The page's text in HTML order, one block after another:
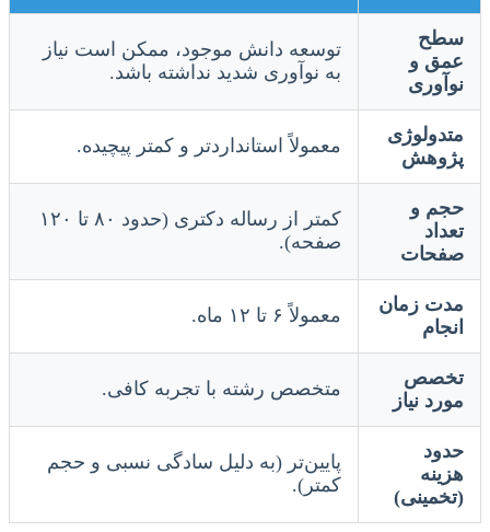
سطح
عمق و
نوآوری
توسعه دانش موجود، ممکن است نیاز
به نوآوری شدید نداشته باشد.
متدولوژی
پژوهش
معمولاً استانداردتر و کمتر پیچیده.
حجم و
تعداد
صفحات
کمتر از رساله دکتری (حدود ۸۰ تا ۱۲۰
صفحه).
مدت زمان
انجام
معمولاً ۶ تا ۱۲ ماه.
تخصص
مورد نیاز
متخصص رشته با تجربه کافی.
حدود
هزینه
(تخمینی)
پایین‌تر (به دلیل سادگی نسبی و حجم
کمتر).